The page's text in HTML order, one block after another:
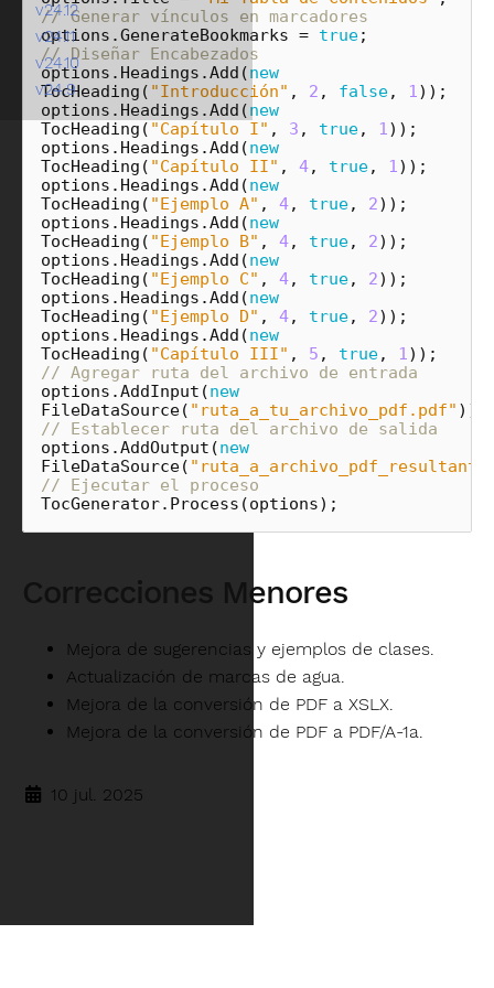
// Generar vínculos en marcadores
options .GenerateBookmarks = true;
// Diseñar Encabezados
options . Headings .Add (new
TocHeading ( "Introducción" , 2 , false, 1 ));
options . Headings .Add (new
TocHeading ( "Capítulo I" , 3 , true, 1 ));
options . Headings .Add (new
TocHeading ( "Capítulo II" , 4, true, 1 ));
options . Headings .Add (new
TocHeading ( "Ejemplo A" , 4, true, 2));
options . Headings .Add (new
TocHeading ( "Ejemplo B" , 4, true, 2));
options . Headings .Add (new
TocHeading ( "Ejemplo C" , 4, true, 2));
options . Headings .Add (new
TocHeading ( "Ejemplo D" , 4, true, 2));
options . Headings .Add (new
TocHeading ( "Capítulo III" , 5 , true, 1 ));
// Agregar ruta del archivo de entrada
options .AddInput (new
FileDataSource( "ruta_a_tu_archivo_pdf.pdf" ));
// Establecer ruta del archivo de salida
options .AddOutput (new
FileDataSource(
// Ejecutar el proceso
TocGenerator. Process (options);
Correcciones Menores
Mejora de sugerencias y ejemplos de clases.
Actualización de marcas de agua.
Mejora de la conversión de PDF a XSLX.
Mejora de la conversión de PDF a PDF/A-1a.
10 jul. 2025
v24.12
v24.11
v24.10
v24.9